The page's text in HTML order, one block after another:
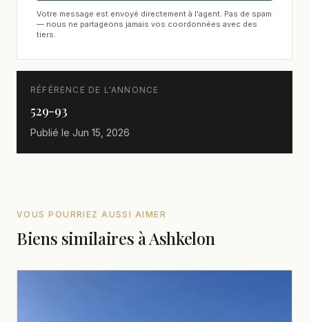
Votre message est envoyé directement à l'agent. Pas de spam
— nous ne partageons jamais vos coordonnées avec des
tiers.
RÉFÉRENCE DE L'ANNONCE
529-93
Publié le Jun 15, 2026
VOUS POURRIEZ AUSSI AIMER
Biens similaires à Ashkelon